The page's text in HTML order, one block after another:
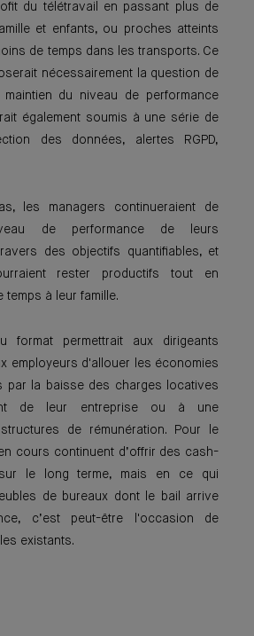
du télétravail en passant plus de
et enfants, ou proches atteints
de temps dans les transports. Ce
nécessairement la question de
maintien du niveau de performance
également soumis à une série de
des données, alertes RGPD,
les managers continueraient de
de performance de leurs
des objectifs quantifiables, et
rester productifs tout en
à leur famille.
format permettrait aux dirigeants
employeurs d'allouer les économies
par la baisse des charges locatives
de leur entreprise ou à une
de rémunération. Pour le
cours continuent d’offrir des cash-
le long terme, mais en ce qui
de bureaux dont le bail arrive
c’est peut-être l'occasion de
existants.